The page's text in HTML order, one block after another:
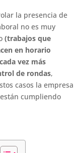
la presencia de
no es muy
(trabajos que
en horario
cada vez más
de rondas,
casos la empresa
cumpliendo